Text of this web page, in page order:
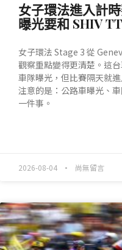
女子環法進入計
曝光要和 SHIV
女子環法 Stage 3 從
觀察重點變得更清楚。這
車隊曝光，但比賽隔天就
注意的是：公路車曝光、
一件事。
2026-08-04 尚無留言